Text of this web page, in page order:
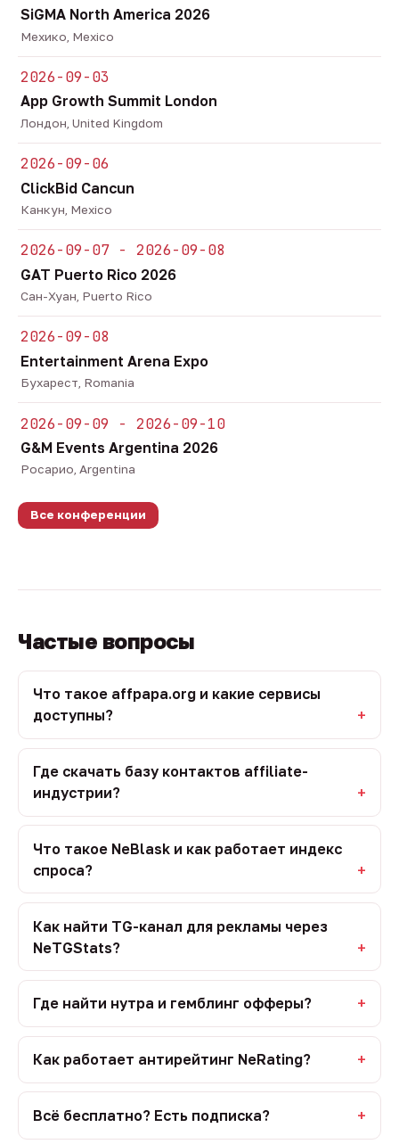
SiGMA North America 2026
Мехико, Mexico
2026-09-03
App Growth Summit London
Лондон, United Kingdom
2026-09-06
ClickBid Cancun
Канкун, Mexico
2026-09-07 - 2026-09-08
GAT Puerto Rico 2026
Сан-Хуан, Puerto Rico
2026-09-08
Entertainment Arena Expo
Бухарест, Romania
2026-09-09 - 2026-09-10
G&M Events Argentina 2026
Росарио, Argentina
Все конференции
Частые вопросы
Что такое affpapa.org и какие сервисы
доступны?
Где скачать базу контактов affiliate-
индустрии?
Что такое NeBlask и как работает индекс
спроса?
Как найти TG-канал для рекламы через
NeTGStats?
Где найти нутра и гемблинг офферы?
Как работает антирейтинг NeRating?
Всё бесплатно? Есть подписка?